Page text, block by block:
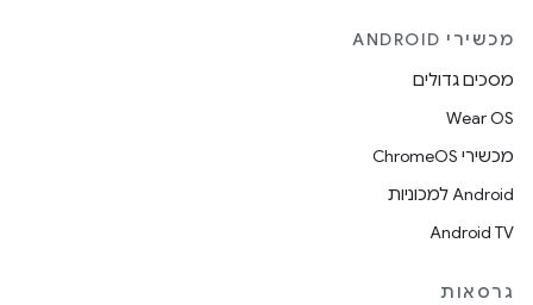
מכשירי ANDROID
מסכים גדולים
Wear OS
מכשירי ChromeOS
Android למכוניות
Android TV
גרסאות